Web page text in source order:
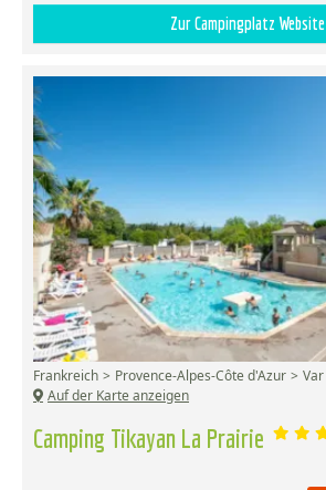
Zur Campingplatz Website
Camping Tikayan La Prairie
Frankreich Provence-Alpes-Côte d'Azur Var
Auf der Karte anzeigen